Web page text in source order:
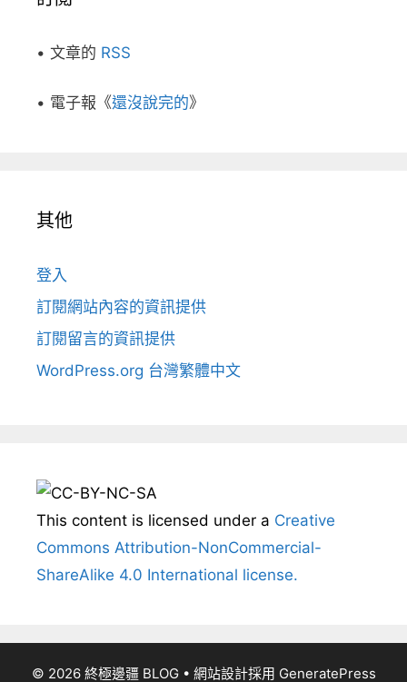
• 文章的 RSS
• 電子報《還沒說完的》
其他
登入
訂閱網站內容的資訊提供
訂閱留言的資訊提供
WordPress.org 台灣繁體中文
This content is licensed under a Creative
Commons Attribution-NonCommercial-
ShareAlike 4.0 International license.
© 2026 終極邊疆 BLOG• 網站設計採用 GeneratePress